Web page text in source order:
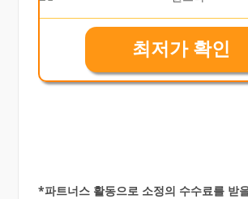
최저가 확인
*파트너스 활동으로 소정의 수수료를 받